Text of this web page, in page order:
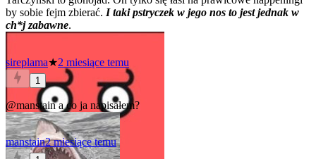
by sobie fejm zbierać. I taki pstryczek w jego nos to jest jednak w
ch*j zabawne.
sireplama★2 miesiące temu
1
@manstaina co ja napisałem?
manstain2 miesiące temu